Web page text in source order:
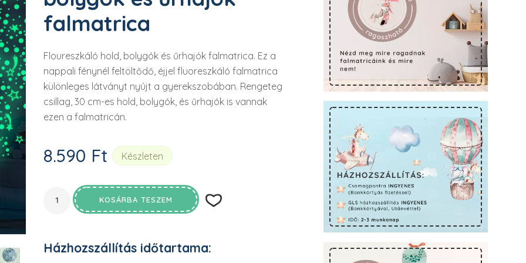
falmatrica
Floureszkáló hold, bolygók és űrhajók falmatrica. Ez a
nappali fénynél feltöltődő, éjjel fluoreszkáló falmatrica
különleges látványt nyújt a gyerekszobában. Rengeteg
csillag, 30 cm-es hold, bolygók, és űrhajók is vannak
ezen a falmatricán.
8.590 Ft Készleten
KOSÁRBA TESZEM
Házhozszállítás időtartama: